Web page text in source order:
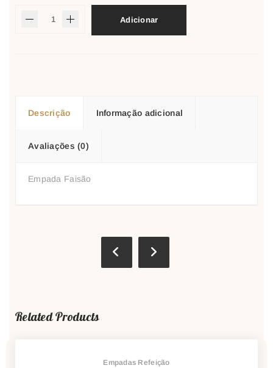
Adicionar
Descrição Informação adicional
Avaliações (0)
Empada Faisão
Related Products
Empadas Refeição